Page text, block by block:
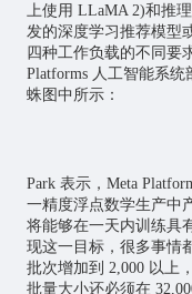
上使用 LLaMA 2)和推
发的深度学习推荐模型
四种工作负载的不同要
Platforms 人工智能系统
蛛图中所示：
Park 表示，Meta
一精度浮点数学生产中
将能够在一天内训练具
现这一目标，很多事情
批次增加到 2,000 以上
批量大小还必须在